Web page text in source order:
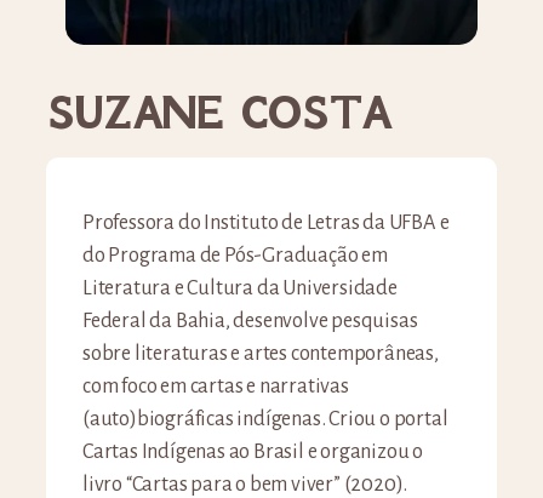
SUZANE COSTA
Professora do Instituto de Letras da UFBA e
do Programa de Pós-Graduação em
Literatura e Cultura da Universidade
Federal da Bahia, desenvolve pesquisas
sobre literaturas e artes contemporâneas,
com foco em cartas e narrativas
(auto)biográficas indígenas. Criou o portal
Cartas Indígenas ao Brasil e organizou o
livro “Cartas para o bem viver” (2020).